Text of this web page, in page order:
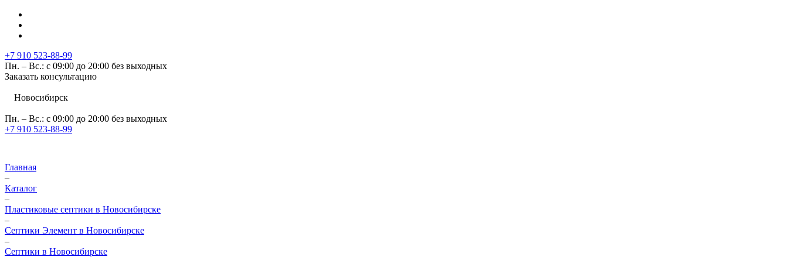
+7 910 523-88-99
Пн. – Вс.: с 09:00 до 20:00 без выходных
Заказать консультацию
Новосибирск
Пн. – Вс.: с 09:00 до 20:00 без выходных
+7 910 523-88-99
Главная
–
Каталог
–
Пластиковые септики в Новосибирске
–
Септики Элемент в Новосибирске
–
Септики в Новосибирске